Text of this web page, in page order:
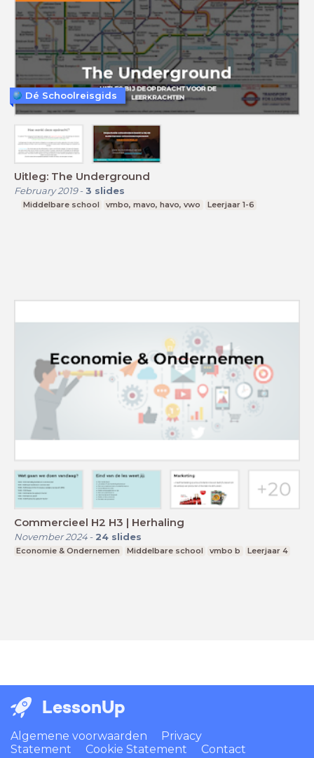
Uitleg: The Underground
February 2019- 3 slides
Middelbare school vmbo, mavo, havo, vwo Leerjaar 1-6
Dé Schoolreisgids
Commercieel H2 H3 | Herhaling
November 2024- 24 slides
Economie & Ondernemen Middelbare school vmbo b Leerjaar 4
LessonUp
Algemene voorwaarden
Privacy
Statement
Cookie Statement Contact